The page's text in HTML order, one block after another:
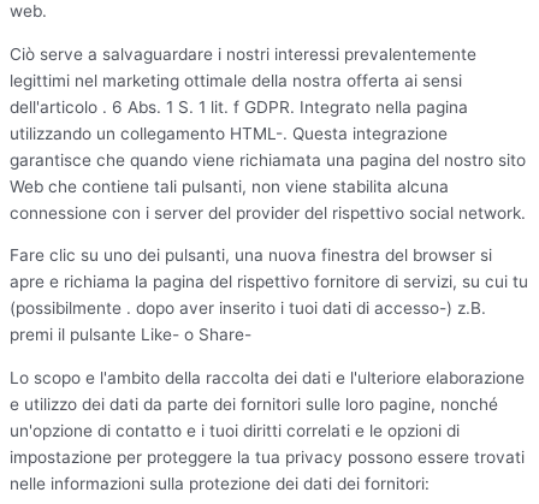
web.
Ciò serve a salvaguardare i nostri interessi prevalentemente
legittimi nel marketing ottimale della nostra offerta ai sensi
dell'articolo . 6 Abs. 1 S. 1 lit. f GDPR. Integrato nella pagina
utilizzando un collegamento HTML-. Questa integrazione
garantisce che quando viene richiamata una pagina del nostro sito
Web che contiene tali pulsanti, non viene stabilita alcuna
connessione con i server del provider del rispettivo social network.
Fare clic su uno dei pulsanti, una nuova finestra del browser si
apre e richiama la pagina del rispettivo fornitore di servizi, su cui tu
(possibilmente . dopo aver inserito i tuoi dati di accesso-) z.B.
premi il pulsante Like- o Share-
Lo scopo e l'ambito della raccolta dei dati e l'ulteriore elaborazione
e utilizzo dei dati da parte dei fornitori sulle loro pagine, nonché
un'opzione di contatto e i tuoi diritti correlati e le opzioni di
impostazione per proteggere la tua privacy possono essere trovati
nelle informazioni sulla protezione dei dati dei fornitori: